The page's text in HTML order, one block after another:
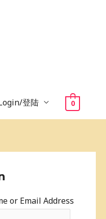
登陆 0
or Email Address